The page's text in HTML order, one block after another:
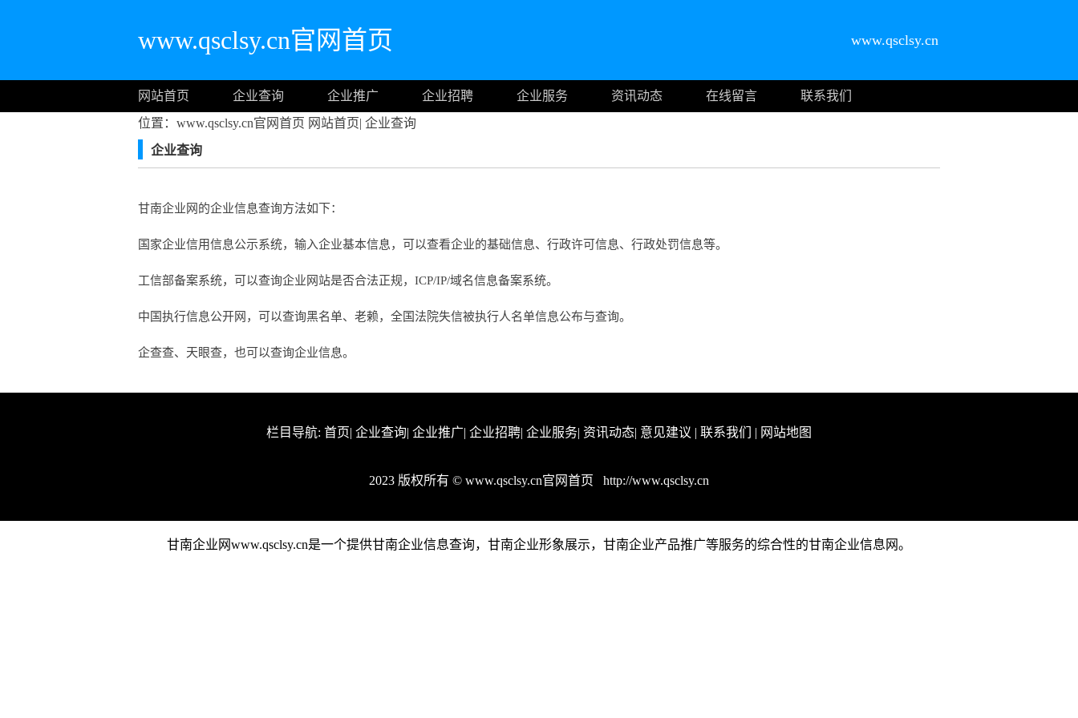
www.qsclsy.cn官网首页 www.qsclsy.cn
网站首页 企业查询 企业推广 企业招聘 企业服务 资讯动态 在线留言
联系我们
位置：www.qsclsy.cn官网首页 网站首页| 企业查询
企业查询
甘南企业网的企业信息查询方法如下：
国家企业信用信息公示系统，输入企业基本信息，可以查看企业的基础信息、行政许可信息、行政处罚信息等。
工信部备案系统，可以查询企业网站是否合法正规，ICP/IP/域名信息备案系统。
中国执行信息公开网，可以查询黑名单、老赖，全国法院失信被执行人名单信息公布与查询。
企查查、天眼查，也可以查询企业信息。
栏目导航: 首页| 企业查询| 企业推广| 企业招聘| 企业服务| 资讯动态| 意见建议 | 联系我们 | 网站地图
2023 版权所有 © www.qsclsy.cn官网首页 http://www.qsclsy.cn
甘南企业网www.qsclsy.cn是一个提供甘南企业信息查询，甘南企业形象展示，甘南企业产品推广等服务的综合性的甘南企业信息网。